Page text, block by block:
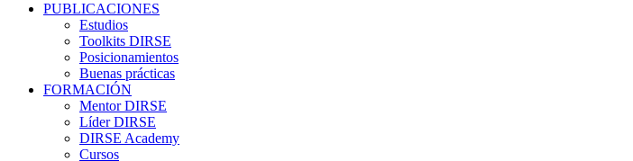
PUBLICACIONES
Estudios
Toolkits DIRSE
Posicionamientos
Buenas prácticas
FORMACIÓN
Mentor DIRSE
Líder DIRSE
DIRSE Academy
Cursos